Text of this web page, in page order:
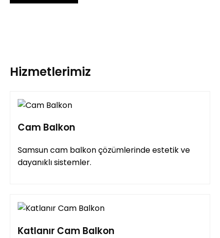
Hizmetlerimiz
Cam Balkon
Samsun cam balkon çözümlerinde estetik ve
dayanıklı sistemler.
Katlanır Cam Balkon